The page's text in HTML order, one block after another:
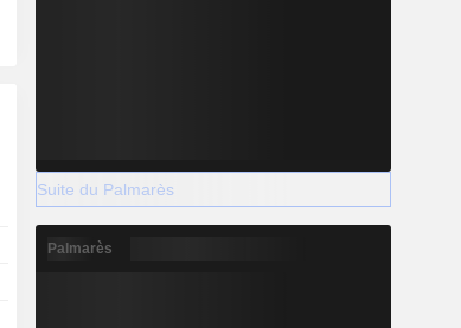
Suite du Palmarès
Palmarès